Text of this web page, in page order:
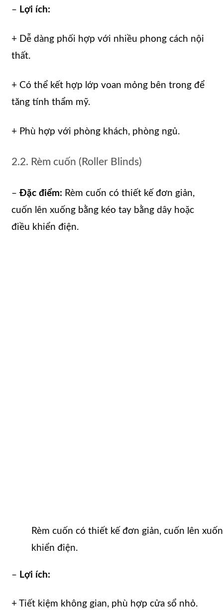
– Lợi ích:
+ Dễ dàng phối hợp với nhiều phong cách nội
thất.
+ Có thể kết hợp lớp voan mỏng bên trong để
tăng tính thẩm mỹ.
+ Phù hợp với phòng khách, phòng ngủ.
2.2. Rèm cuốn (Roller Blinds)
– Đặc điểm: Rèm cuốn có thiết kế đơn giản,
cuốn lên xuống bằng kéo tay bằng dây hoặc
điều khiển điện.
Rèm cuốn có thiết kế đơn giản, cuốn lên
khiển điện.
– Lợi ích:
+ Tiết kiệm không gian, phù hợp cửa sổ nhỏ.